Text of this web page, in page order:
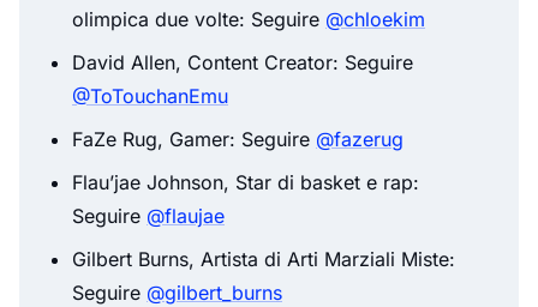
olimpica due volte: Seguire @chloekim
David Allen, Content Creator: Seguire
@ToTouchanEmu
FaZe Rug, Gamer: Seguire @fazerug
Flau’jae Johnson, Star di basket e rap:
Seguire @flaujae
Gilbert Burns, Artista di Arti Marziali Miste:
Seguire @gilbert_burns